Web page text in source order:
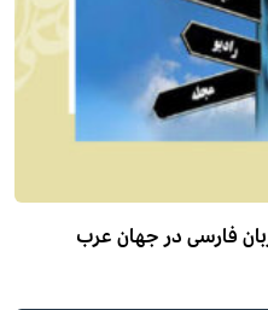
فارسی در جهان عرب